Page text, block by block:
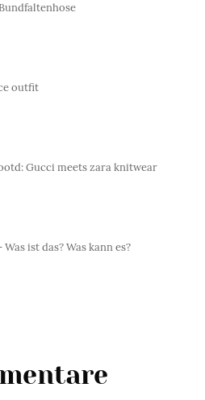
outfit
Gucci meets zara knitwear
ist das? Was kann es?